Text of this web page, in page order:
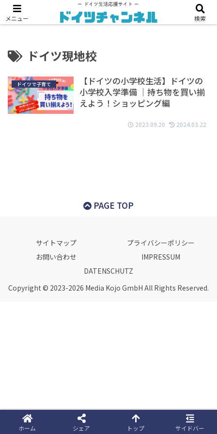
【2024年版】海外配送『Amazonグローバル』の使い方
ドイツ現地校
ドイツで子育て
【ドイツの小学校生活】ドイツの
小学校入学準備 ｜持ち物を買い揃
えよう！ショッピング編
2023.09.20 2024.03.22
PAGE TOP
サイトマップ
プライバシーポリシー
お問い合わせ
IMPRESSUM
DATENSCHUTZ
Copyright © 2023-2026 Media Kojo GmbH All Rights Reserved.
メニュー 検索
ホーム シェア トップ サイドバー